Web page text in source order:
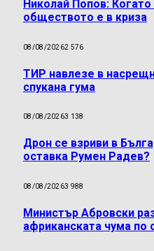
Николай Попов:
обществото е в криза
08/08/20262 576
ТИР навлезе в
спукана гума
08/08/20263 138
Дрон се взриви в
оставка Румен Радев?
08/08/20263 988
Министър Абровски
африканската чума по